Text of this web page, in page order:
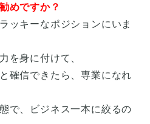
めですか？
ッキーなポジションにいま
を身に付けて、
確信できたら、専業になれ
で、ビジネス一本に絞るの